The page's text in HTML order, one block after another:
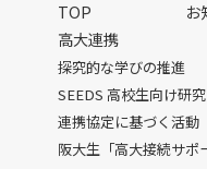
TOP お
高大連携
探究的な学びの推進
SEEDS 高校生向け研
連携協定に基づく活動
阪大生「高大接続サポ